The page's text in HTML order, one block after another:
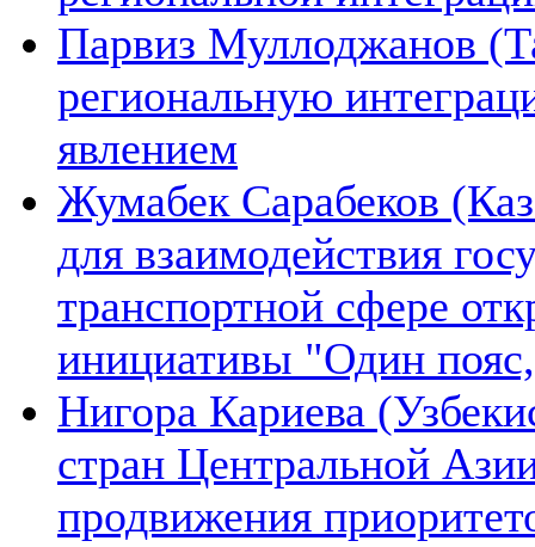
Парвиз Муллоджанов
региональную
явлением
Жумабек Сарабеков
для взаимодействия
транспортной сфере
инициативы "Один
Нигора Кариева
стран Центральной
продвижения